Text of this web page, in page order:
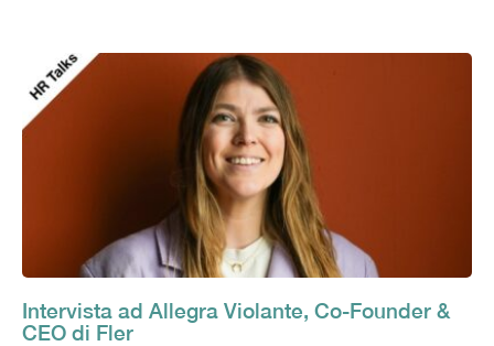
Intervista ad Allegra Violante, Co-Founder &
CEO di Fler